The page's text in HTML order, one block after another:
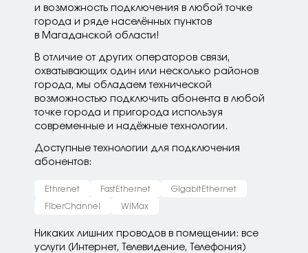
и возможность подключения в любой точке
города и ряде населённых пунктов
в Магаданской области!
В отличие от других операторов связи,
охватывающих один или несколько районов
города, мы обладаем технической
возможностью подключить абонента в любой
точке города и пригорода используя
современные и надёжные технологии.
Доступные технологии для подключения
абонентов:
Ethrenet FastEthernet
GigabitEthernet
FiberChannel
WiMax
Никаких лишних проводов в помещении: все
услуги (Интернет, Телевидение, Телефония)